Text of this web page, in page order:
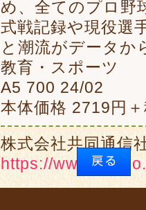
め、全てのプロ野
式戦記録や現役選
と潮流がデータか
教育・スポーツ
A5 700 24/02
本体価格
株式会社共同通信
https://